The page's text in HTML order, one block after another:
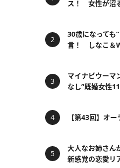
ス！ 女性が沼
30歳になっても
言！ しなこ＆
マイナビウー
なし”既婚女性
【第43回】オ
大人なお姉さ
新感覚の恋愛リ